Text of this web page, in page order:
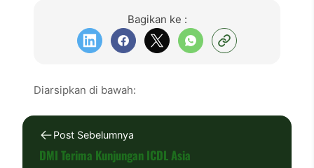
Bagikan ke :
Diarsipkan di bawah:
Post Sebelumnya
DMI Terima Kunjungan ICDL Asia